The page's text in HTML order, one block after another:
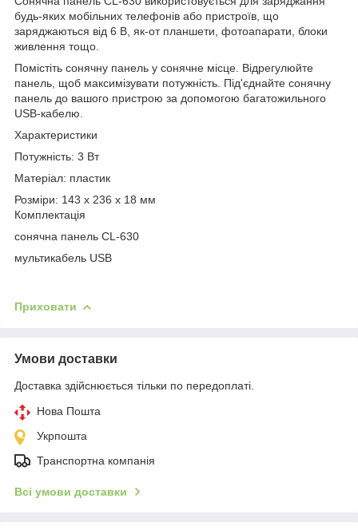
будь-яких мобільних телефонів або пристроїв, що
заряджаються від 6 В, як-от планшети, фотоапарати, блоки
живлення тощо.
Помістіть сонячну панель у сонячне місце. Відрегулюйте
панель, щоб максимізувати потужність. Під'єднайте сонячну
панель до вашого пристрою за допомогою багатожильного
USB-кабелю.
Характеристики
Потужність: 3 Вт
Матеріал: пластик
Розміри: 143 x 236 x 18 мм
Комплектація
сонячна панель CL-630
мультикабель USB
Приховати
Умови доставки
Доставка здійснюється тільки по передоплаті.
Нова Пошта
Укрпошта
Транспортна компанія
Всі умови доставки